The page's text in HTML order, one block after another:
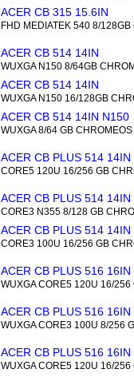
ACER CB 315 15.6IN
FHD MEDIATEK 540 8/
ACER CB 514 14IN
WUXGA N150 8/64GB
ACER CB 514 14IN
WUXGA N150 16/128GB
ACER CB 514 14IN N150
WUXGA 8/64 GB CHROMEOS
ACER CB PLUS 514 14IN
CORE5 120U 16/256 GB
ACER CB PLUS 514 14IN
CORE3 N355 8/128 GB
ACER CB PLUS 514 14IN
CORE3 100U 16/256 GB
ACER CB PLUS 516 16IN
WUXGA CORE5 120U 16/256
ACER CB PLUS 516 16IN
WUXGA CORE3 100U 8/256
ACER CB PLUS 516 16IN
WUXGA CORE5 120U 16/256